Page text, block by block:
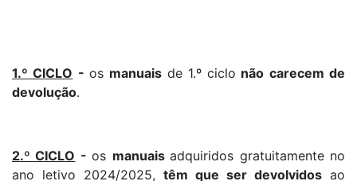
1.º CICLO - os manuais de 1.º ciclo não carecem de
devolução.
2.º CICLO -os manuaisadquiridos gratuitamente no
ano letivo 2024/2025, têm que ser devolvidos ao